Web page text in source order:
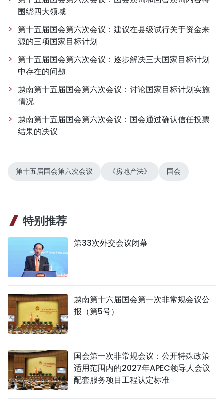
围绕四大领域
第十五届国会第六次会议：建议在县级试行关于资金来
源的三项国家目标计划
第十五届国会第六次会议：逐步解决三大国家目标计划
中存在的问题
越南第十五届国会第六次会议：讨论国家目标计划实施
情况
越南第十五届国会第六次会议：国会通过确认信任投票
结果的决议
第十五届国会第六次会议 《房地产法》 国会
特别推荐
第33次外交会议闭幕
越南第十六届国会第一次非常规会议公
报（第5号）
国会第一次非常规会议：公开特殊政策
适用范围内的2027年APEC领导人会议
配套服务项目工程认定标准